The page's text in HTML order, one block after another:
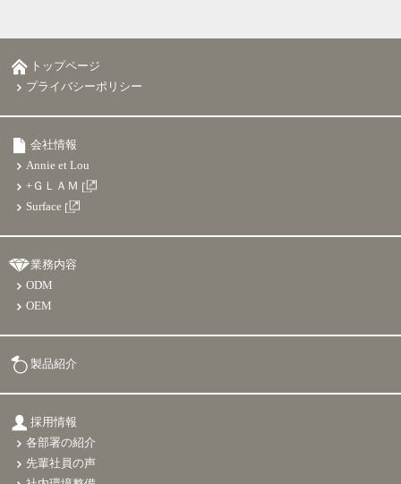
トップページ
プライバシーポリシー
会社情報
Annie et Lou
+ＧＬＡＭ
Surface
業務内容
ODM
OEM
製品紹介
採用情報
各部署の紹介
先輩社員の声